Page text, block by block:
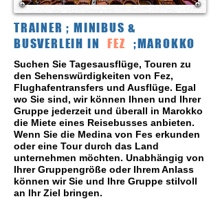
TRAINER ; MINIBUS &
BUSVERLEIH IN
FEZ ;MAROKKO
Suchen Sie Tagesausflüge, Touren zu
den Sehenswürdigkeiten von Fez,
Flughafentransfers und Ausflüge. Egal
wo Sie sind, wir können Ihnen und Ihrer
Gruppe jederzeit und überall in Marokko
die Miete eines Reisebusses anbieten.
Wenn Sie die Medina von Fes erkunden
oder eine Tour durch das Land
unternehmen möchten. Unabhängig von
Ihrer Gruppengröße oder Ihrem Anlass
können wir Sie und Ihre Gruppe stilvoll
an Ihr Ziel bringen.